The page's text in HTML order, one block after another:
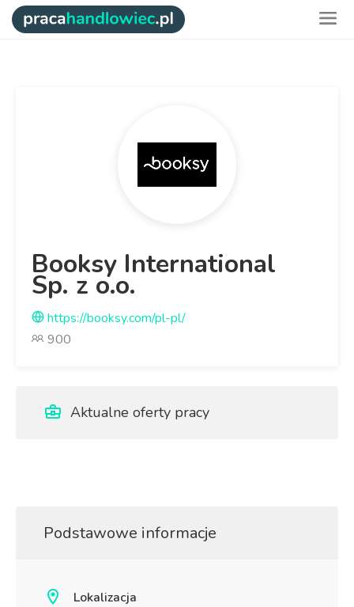
Booksy International
Sp. z o.o.
https://booksy.com/pl-pl/
900
Aktualne oferty pracy
Podstawowe informacje
Lokalizacja